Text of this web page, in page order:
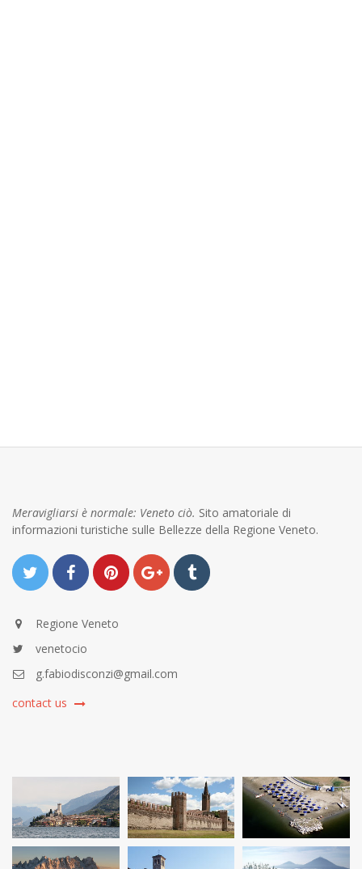
Meravigliarsi è normale: Veneto ciò. Sito amatoriale di
informazioni turistiche sulle Bellezze della Regione Veneto.
Regione Veneto
venetocio
g.fabiodisconzi@gmail.com
contact us